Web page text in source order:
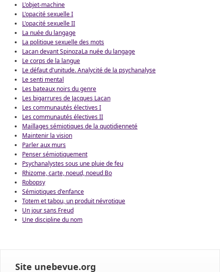
L'objet-machine
L'opacité sexuelle I
L'opacité sexuelle II
La nuée du langage
La politique sexuelle des mots
Lacan devant SpinozaLa nuée du langage
Le corps de la langue
Le défaut d'unitude. Analycité de la psychanalyse
Le senti mental
Les bateaux noirs du genre
Les bigarrures de Jacques Lacan
Les communautés électives I
Les communautés électives II
Maillages sémiotiques de la quotidienneté
Maintenir la vision
Parler aux murs
Penser sémiotiquement
Psychanalystes sous une pluie de feu
Rhizome, carte, noeud, noeud Bo
Robopsy
Sémiotiques d'enfance
Totem et tabou, un produit névrotique
Un jour sans Freud
Une discipline du nom
Site unebevue.org